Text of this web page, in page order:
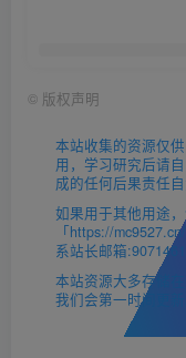
© 版权声明
本站收集的资源仅
用，学习研究后请
成的任何后果责任自
如果用于其他用途
「https://
系站长邮箱
本站资源大多存储
我们会第一时间更新